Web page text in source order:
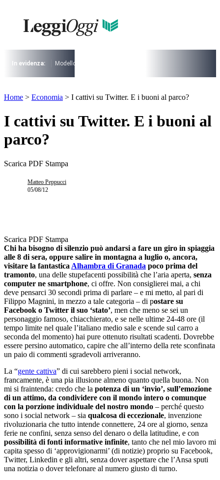
contenuto
I più cercati
Lorem ipsum dolor sit amet consectetur
In evidenza: Modello 730
I più cercati
Lorem ipsum dolor sit amet consectetur
Home > Economia > I cattivi su Twitter. E i buoni al parco?
I cattivi su Twitter. E i buoni al
parco?
Scarica PDF Stampa
Matteo Peppucci
05/08/12
Scarica PDF Stampa
Chi ha bisogno di silenzio può andarsi a fare un giro in spiaggia
alle 8 di sera, oppure salire in montagna a luglio o, ancora,
visitare la fantastica Alhambra di Granada poco prima del
tramonto, una delle stupefacenti possibilità che l’aria aperta, senza
computer ne smartphone, ci offre. Non consiglierei mai, a chi
deve pensarci 30 secondi prima di parlare – e mi metto, al pari di
Filippo Magnini, in mezzo a tale categoria – di postare su
Facebook o Twitter il suo ‘stato’, men che meno se sei un
personaggio famoso, chiacchierato, e se nelle ultime 24-48 ore (il
tempo limite nel quale l’italiano medio sale e scende sul carro a
seconda del momento) hai pure ottenuto risultati scadenti. Dovrebbe
essere persino automatico, capire che all’interno della rete sconfinata
un paio di commenti sgradevoli arriveranno.
La “gente cattiva” di cui sarebbero pieni i social network,
francamente, è una pia illusione almeno quanto quella buona. Non
mi si fraintenda: credo che la potenza di un ‘invio’, sull’emozione
di un attimo, da condividere con il mondo intero o comunque
con la porzione individuale del nostro mondo – perché questo
sono i social network – sia qualcosa di eccezionale, invenzione
rivoluzionaria che tutto intende connettere, 24 ore al giorno, senza
ferie ne confini, senza senso del denaro o della latitudine, e con
possibilità di fonti informative infinite, tanto che nel mio lavoro mi
capita spesso di ‘approvigionarmi’ (di notizie) proprio su Facebook,
Twitter, Linkedin e gli altri, senza dover aspettare che l’Ansa sputi
una notizia o dover telefonare al numero giusto di turno.